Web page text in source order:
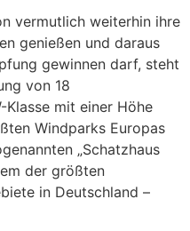
vermutlich weiterhin ihre
genießen und daraus
gewinnen darf, steht
von 18
mit einer Höhe
Windparks Europas
„Schatzhaus
der größten
in Deutschland –